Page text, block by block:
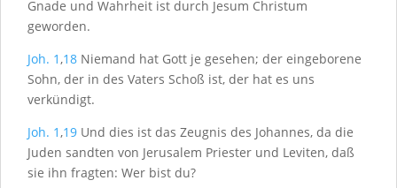
Gnade und Wahrheit ist durch Jesum Christum
geworden.
Joh. 1,18 Niemand hat Gott je gesehen; der eingeborene
Sohn, der in des Vaters Schoß ist, der hat es uns
verkündigt.
Joh. 1,19 Und dies ist das Zeugnis des Johannes, da die
Juden sandten von Jerusalem Priester und Leviten, daß
sie ihn fragten: Wer bist du?